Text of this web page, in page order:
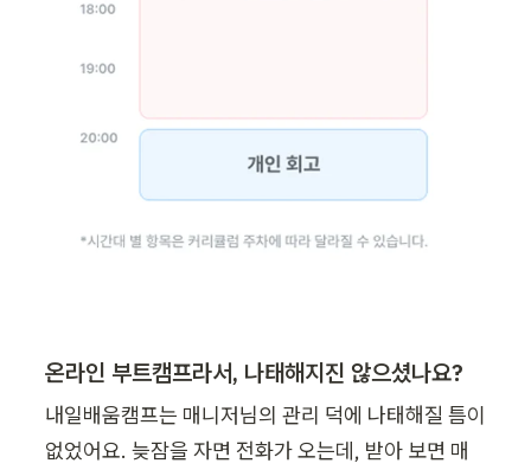
온라인 부트캠프라서, 나태해지진 않으셨나요?
내일배움캠프는 매니저님의 관리 덕에 나태해질 틈이
없었어요. 늦잠을 자면 전화가 오는데, 받아 보면 매